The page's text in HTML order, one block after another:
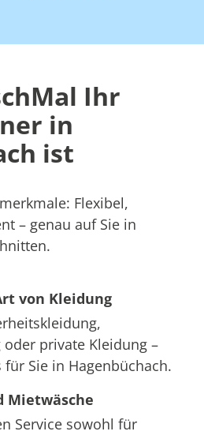
Ihr
in
ist
Flexibel,
– genau auf Sie in
von Kleidung
private Kleidung –
Sie in Hagenbüchach.
Mietwäsche
Service sowohl für